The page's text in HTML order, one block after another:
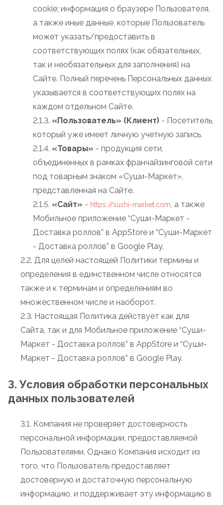
cookie; информация о браузере Пользователя,
а также иные данные, которые Пользователь
может указать/предоставить в
соответствующих полях (как обязательных,
так и необязательных для заполнения) на
Сайте. Полный перечень Персональных данных
указывается в соответствующих полях на
каждом отдельном Сайте.
2.1.3. «Пользователь» (Клиент) - Посетитель,
который уже имеет личную учетную запись.
2.1.4. «Товары» - продукция сети,
объединенных в рамках франчайзинговой сети
под товарным знаком «Суши-Маркет»,
представленная на Сайте.
2.1.5. «Сайт» - https://sushi-market.com, а также
Мобильное приложение “Суши-Маркет -
Доставка роллов” в AppStore и “Суши-Маркет
- Доставка роллов” в Google Play.
2.2. Для целей настоящей Политики термины и
определения в единственном числе относятся
также и к терминам и определениям во
множественном числе и наоборот.
2.3. Настоящая Политика действует как для
Сайта, так и для Мобильное приложение “Суши-
Маркет - Доставка роллов” в AppStore и “Суши-
Маркет - Доставка роллов” в Google Play.
3. Условия обработки персональных
данных пользователей
3.1. Компания не проверяет достоверность
персональной информации, предоставляемой
Пользователями. Однако Компания исходит из
того, что Пользователь предоставляет
достоверную и достаточную персональную
информацию, и поддерживает эту информацию в